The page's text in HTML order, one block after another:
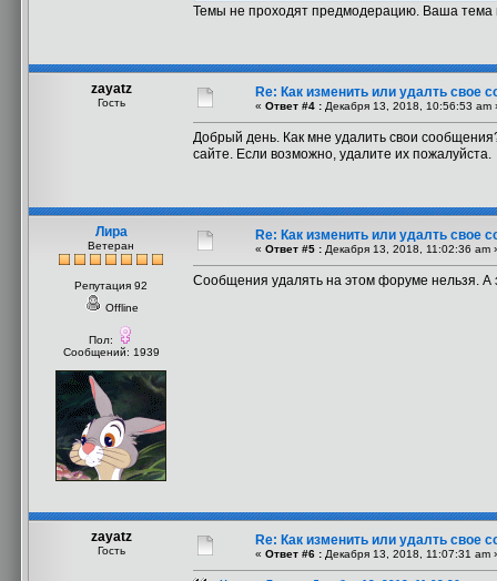
Темы не проходят предмодерацию. Ваша тема
zayatz
Гость
Re: Как изменить или удалть свое
« Ответ #4 : Декабря 13, 2018, 10:56:53 am
Добрый день. Как мне удалить свои
сайте. Если возможно, удалите их пожалуйста.
Лира
Ветеран
Репутация 92
Offline
Пол:
Сообщений: 1939
Re: Как изменить или удалть свое
« Ответ #5 : Декабря 13, 2018, 11:02:36 am
Сообщения удалять на этом форуме нельзя. А
zayatz
Гость
Re: Как изменить или удалть свое
« Ответ #6 : Декабря 13, 2018, 11:07:31 am